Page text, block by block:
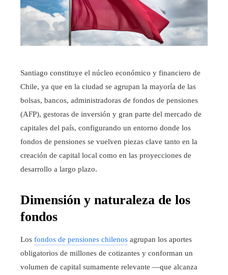
Santiago constituye el núcleo económico y financiero de
Chile, ya que en la ciudad se agrupan la mayoría de las
bolsas, bancos, administradoras de fondos de pensiones
(AFP), gestoras de inversión y gran parte del mercado de
capitales del país, configurando un entorno donde los
fondos de pensiones se vuelven piezas clave tanto en la
creación de capital local como en las proyecciones de
desarrollo a largo plazo.
Dimensión y naturaleza de los
fondos
Los fondos de pensiones chilenos agrupan los aportes
obligatorios de millones de cotizantes y conforman un
volumen de capital sumamente relevante —que alcanza